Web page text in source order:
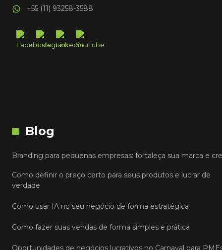
+55 (11) 93258-3588
Blog
Branding para pequenas empresas: fortaleça sua marca e
Como definir o preço certo para seus produtos e lucrar de
verdade
Como usar IA no seu negócio de forma estratégica
Como fazer suas vendas de forma simples e prática